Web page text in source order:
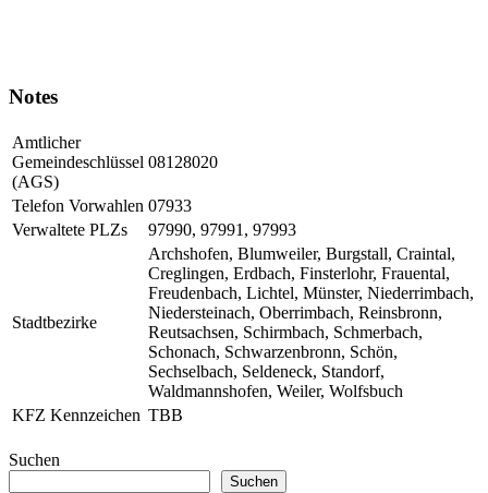
Notes
Amtlicher
Gemeindeschlüssel
(AGS)
08128020
Telefon Vorwahlen 07933
Verwaltete PLZs
97990, 97991, 97993
Stadtbezirke
Archshofen, Blumweiler, Burgstall, Craintal,
Creglingen, Erdbach, Finsterlohr, Frauental,
Freudenbach, Lichtel, Münster, Niederrimbach,
Niedersteinach, Oberrimbach, Reinsbronn,
Reutsachsen, Schirmbach, Schmerbach,
Schonach, Schwarzenbronn, Schön,
Sechselbach, Seldeneck, Standorf,
Waldmannshofen, Weiler, Wolfsbuch
KFZ Kennzeichen TBB
Suchen
Suchen